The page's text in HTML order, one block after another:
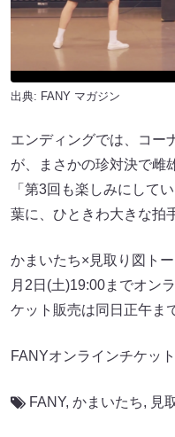
出典: FANY マガジン
エンディングでは、コー
が、まさかの珍対決で
「第3回も楽しみにして
葉に、ひときわ大きな拍
かまいたち×見取り図ト
月2日(土)19:00までオン
ケット販売は同日正午ま
FANYオンラインチケッ
FANY, かまいたち, 見